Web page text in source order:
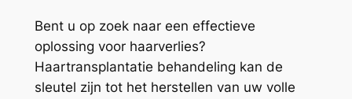
Bent u op zoek naar een effectieve
oplossing voor haarverlies?
Haartransplantatie behandeling kan de
sleutel zijn tot het herstellen van uw volle